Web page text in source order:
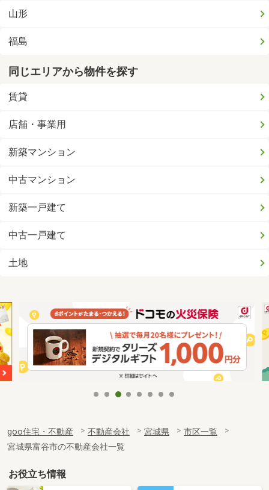
山形
福島
同じエリアから物件を探す
賃貸
店舗・事業用
新築マンション
中古マンション
新築一戸建て
中古一戸建て
土地
goo住宅・不動産 不動産会社 宮城県
市区一覧
宮城県富谷市の不動産会社一覧
お役立ち情報